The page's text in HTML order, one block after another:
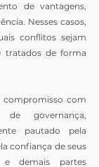
de vantagens,
Nesses casos,
conflitos sejam
tratados de forma
compromisso com
governança,
pautado pela
confiança de seus
e demais partes